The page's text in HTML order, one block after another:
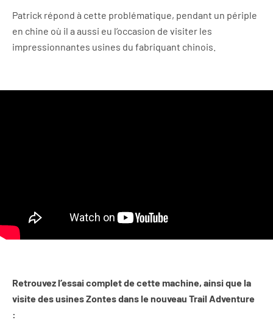
Patrick répond à cette problématique, pendant un périple
en chine où il a aussi eu l’occasion de visiter les
impressionnantes usines du fabriquant chinois.
Retrouvez l’essai complet de cette machine, ainsi que la
visite des usines Zontes dans le nouveau Trail Adventure
: